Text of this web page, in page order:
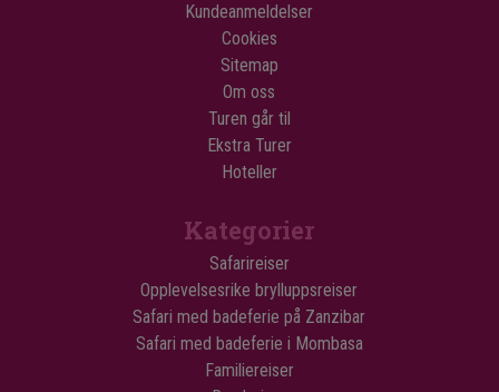
Kundeanmeldelser
Cookies
Sitemap
Om oss
Turen går til
Ekstra Turer
Hoteller
Kategorier
Safarireiser
Opplevelsesrike brylluppsreiser
Safari med badeferie på Zanzibar
Safari med badeferie i Mombasa
Familiereiser